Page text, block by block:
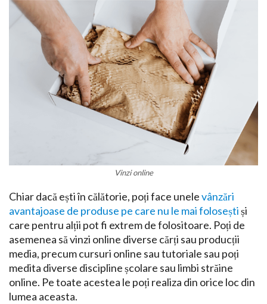
Vinzi online
Chiar dacă ești în călătorie, poți face unelevânzări
avantajoase de produse pe care nu le mai foloseștiși
care pentru alții pot fi extrem de folositoare. Poți de
asemenea să vinzi online diverse cărți sau producții
media, precum cursuri online sau tutoriale sau poți
medita diverse discipline școlare sau limbi străine
online. Pe toate acestea le poți realiza din orice loc din
lumea aceasta.